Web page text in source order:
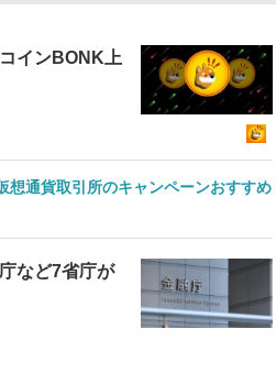
インBONK上
想通貨取引所のキャンペーンおすすめ
など7省庁が